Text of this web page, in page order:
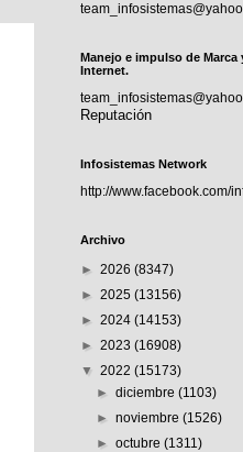
Manejo e impulso de Marca
Internet.
Reputación
Infosistemas Network
http://www.facebook.com/
Archivo
► 2026 (8347)
► 2025 (13156)
► 2024 (14153)
► 2023 (16908)
▼ 2022 (15173)
►diciembre(1103)
►noviembre(1526)
►octubre(1311)